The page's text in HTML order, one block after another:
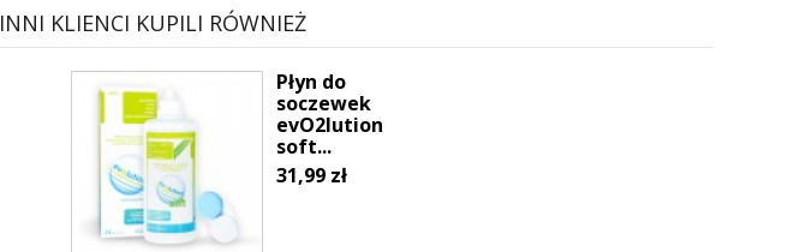
INNI KLIENCI KUPILI RÓWNIEŻ
Płyn do
soczewek
evO2lution
soft...
31,99 zł